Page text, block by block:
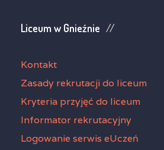
Liceum w Gnieźnie
Kontakt
Zasady rekrutacji do liceum
Kryteria przyjęć do liceum
Informator rekrutacyjny
Logowanie serwis eUczeń